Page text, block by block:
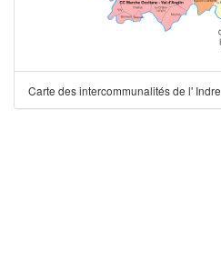
Carte des intercommunalités de l' Indre